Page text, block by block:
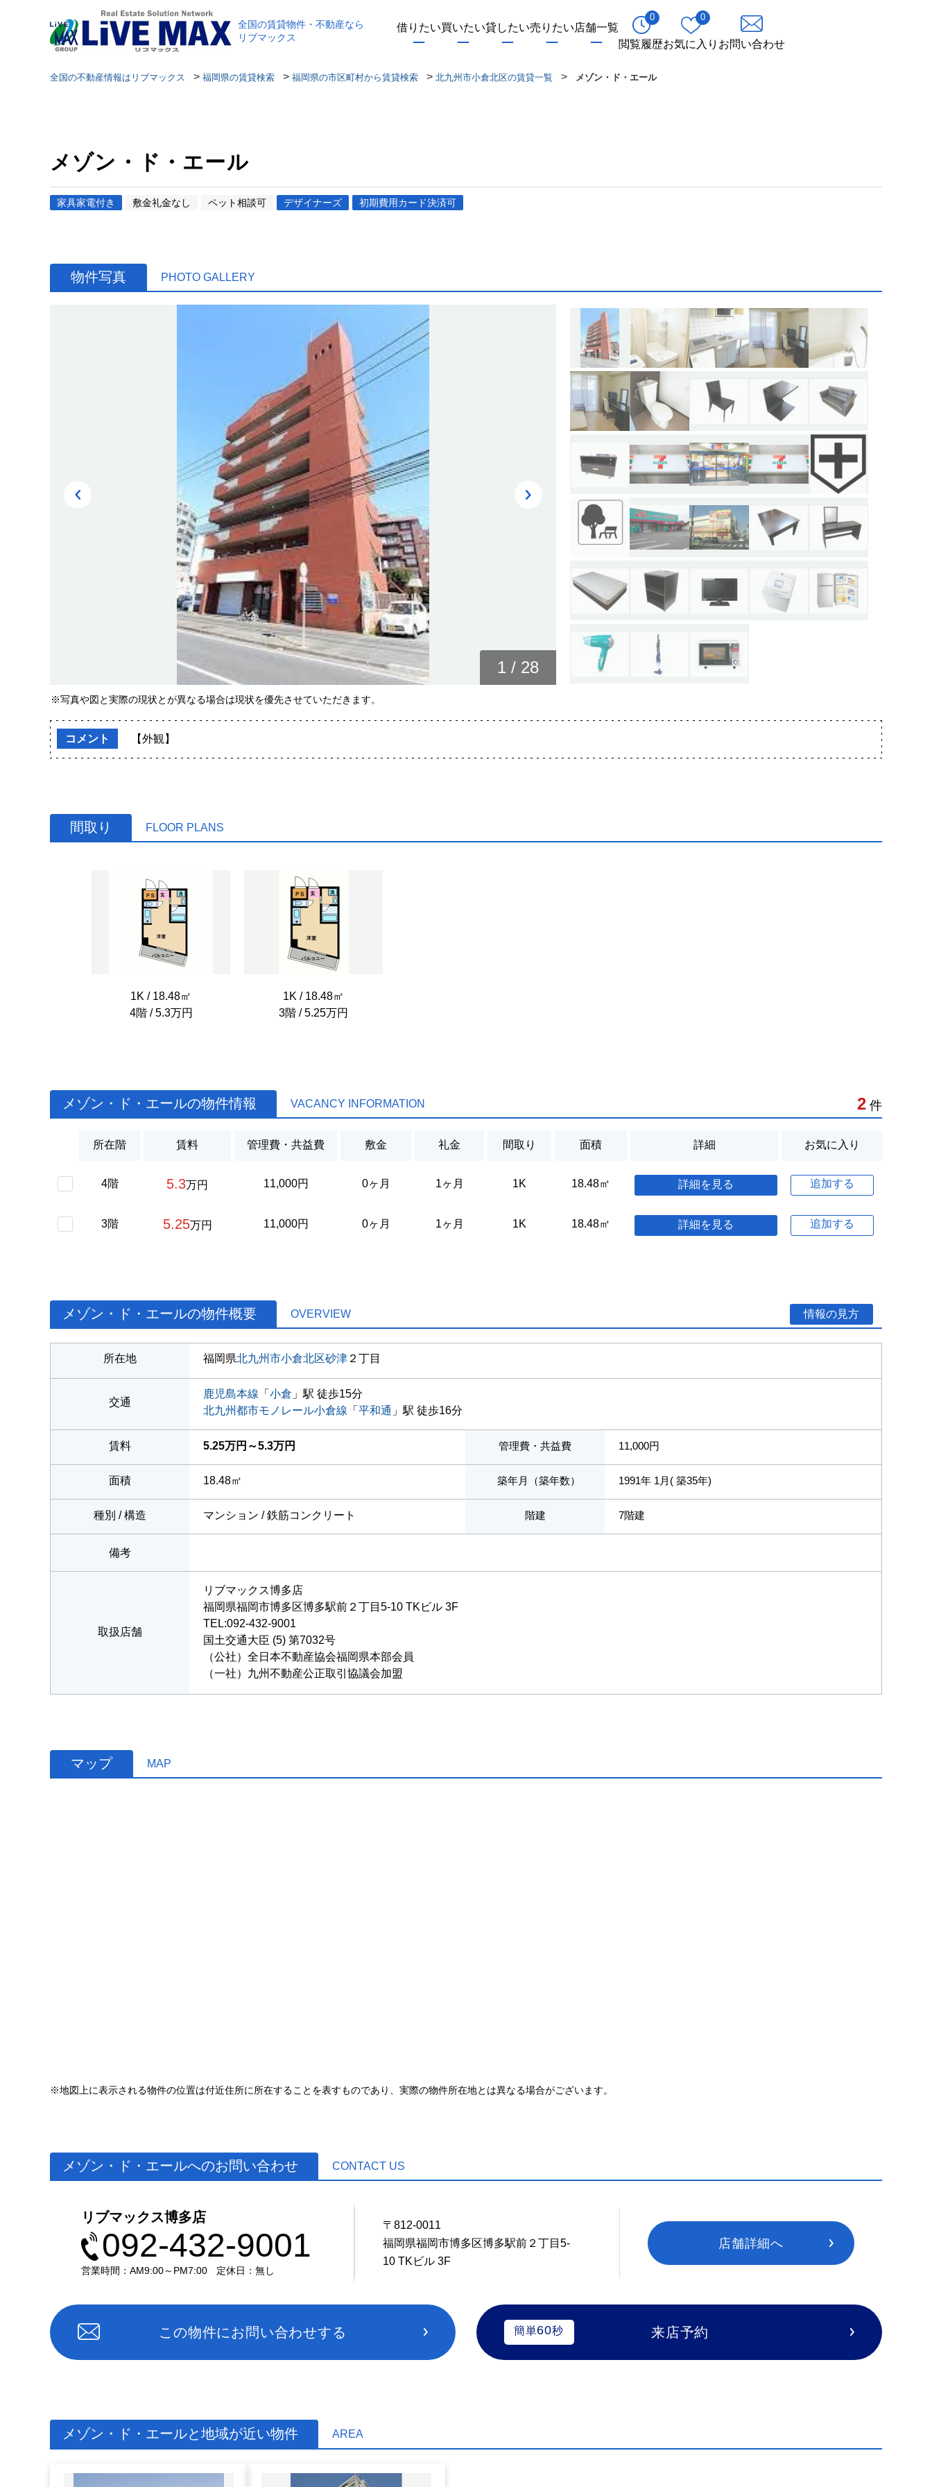
全国の賃貸物件・不動産なら
リブマックス
借りたい買いたい貸したい売りたい店舗一覧
0
閲覧履歴
0
お気に入り お問い合わせ
全国の不動産情報はリブマックス > 福岡県の賃貸検索 > 福岡県の市区町村から賃貸検索 > 北九州市小倉北区の賃貸一覧 > メゾン・ド・エール
メゾン・ド・エール
家具家電付き 敷金礼金なし ペット相談可 デザイナーズ 初期費用カード決済可
物件写真 PHOTO GALLERY
1 / 28
※写真や図と実際の現状とが異なる場合は現状を優先させていただきます。
コメント 【外観】
間取り FLOOR PLANS
1K / 18.48㎡
4階 / 5.3万円
1K / 18.48㎡
3階 / 5.25万円
メゾン・ド・エールの物件情報 VACANCY INFORMATION 2 件
所在階 賃料 管理費・共益費 敷金 礼金 間取り 面積 詳細 お気に入り
4階 5.3万円 11,000円 0ヶ月 1ヶ月 1K 18.48㎡ 詳細を見る 追加する
3階 5.25万円 11,000円 0ヶ月 1ヶ月 1K 18.48㎡ 詳細を見る 追加する
メゾン・ド・エールの物件概要 OVERVIEW 情報の見方
所在地 福岡県北九州市小倉北区砂津 ２丁目
交通
鹿児島本線 「 小倉 」駅 徒歩15分
北九州都市モノレール小倉線 「 平和通 」駅 徒歩16分
賃料 5.25万円～5.3万円 管理費・共益費 11,000円
面積 18.48㎡ 築年月（築年数） 1991年 1月( 築35年)
種別 / 構造 マンション / 鉄筋コンクリート 階建 7階建
備考
取扱店舗
リブマックス博多店
福岡県福岡市博多区博多駅前２丁目5-10 TKビル 3F
TEL:092-432-9001
国土交通大臣 (5) 第7032号
（公社）全日本不動産協会福岡県本部会員
（一社）九州不動産公正取引協議会加盟
マップ MAP
※地図上に表示される物件の位置は付近住所に所在することを表すものであり、実際の物件所在地とは異なる場合がございます。
メゾン・ド・エールへのお問い合わせ CONTACT US
リブマックス博多店
092-432-9001
営業時間：AM9:00～PM7:00 定休日：無し
〒812-0011
福岡県福岡市博多区博多駅前２丁目5-
10 TKビル 3F
店舗詳細へ
この物件にお問い合わせする 簡単60秒 来店予約
メゾン・ド・エールと地域が近い物件 AREA